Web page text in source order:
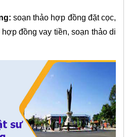
soạn thảo hợp đồng đặt cọc,
đồng vay tiền, soạn thảo di